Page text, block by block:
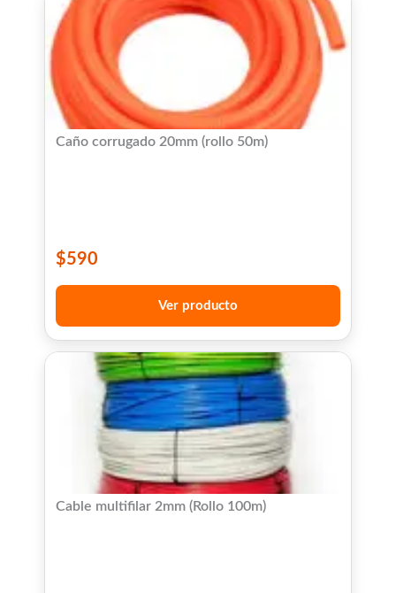
Caño corrugado 20mm (rollo 50m)
$590
Ver producto
Cable multifilar 2mm (Rollo 100m)